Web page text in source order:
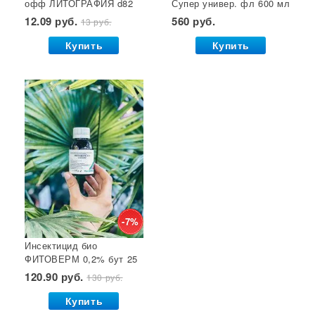
офф ЛИТОГРАФИЯ d82
(фрукты, пом-ы, салат)
1/20/240 Елабуга*
12.09 руб. 13 руб.
Купить
Супер универ. фл 600 мл
(двойное распыление)
GB 1/24*
560 руб.
Купить
-7%
Инсектицид био
ФИТОВЕРМ 0,2% бут 25
мл ВХ 1/30
120.90 руб.130 руб.
Купить